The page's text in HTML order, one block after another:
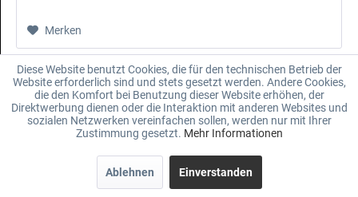
Merken
Diese Website benutzt Cookies, die für den technischen Betrieb der
Website erforderlich sind und stets gesetzt werden. Andere Cookies,
die den Komfort bei Benutzung dieser Website erhöhen, der
Direktwerbung dienen oder die Interaktion mit anderen Websites und
sozialen Netzwerken vereinfachen sollen, werden nur mit Ihrer
Zustimmung gesetzt. Mehr Informationen
Ablehnen Einverstanden